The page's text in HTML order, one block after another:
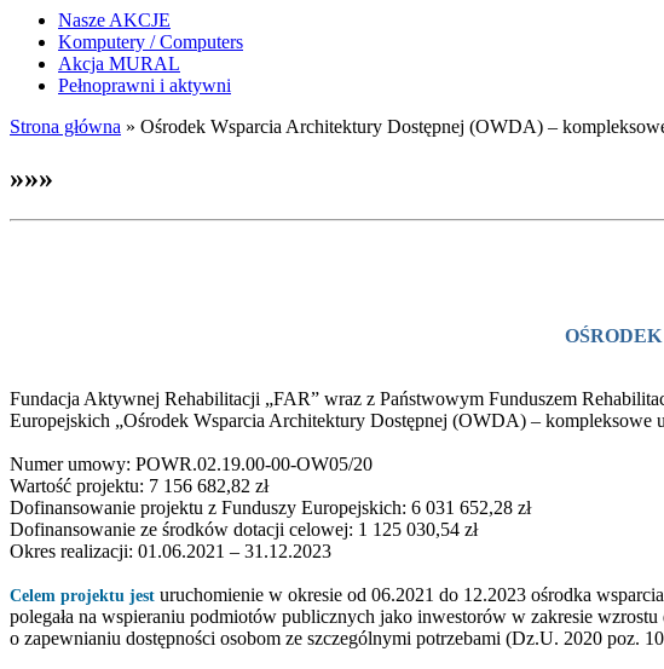
Nasze AKCJE
Komputery / Computers
Akcja MURAL
Pełnoprawni i aktywni
Strona główna » Ośrodek Wsparcia Architektury Dostępnej (OWDA) –
»»»
Fundacja Aktywnej Rehabilitacji „FAR” wraz z Państwowym Funduszem
Europejskich „Ośrodek Wsparcia Architektury Dostępnej (OWDA) – kompleksowe
Numer umowy: POWR.02.19.00-00-OW05/20
Wartość projektu: 7 156 682,82 zł
Dofinansowanie projektu z Funduszy Europejskich: 6 031 652,28 zł
Dofinansowanie ze środków dotacji celowej: 1 125 030,54 zł
Okres realizacji: 01.06.2021 – 31.12.2023
Celem projektu jest uruchomienie w okresie od 06.2021 do 12.2023 ośrodka
polegała na wspieraniu podmiotów publicznych jako inwestorów w zakresie
o zapewnianiu dostępności osobom ze szczególnymi potrzebami (Dz.U. 2020 poz.